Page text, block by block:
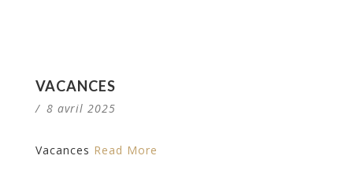
VACANCES
/ 8 avril 2025
Vacances Read More